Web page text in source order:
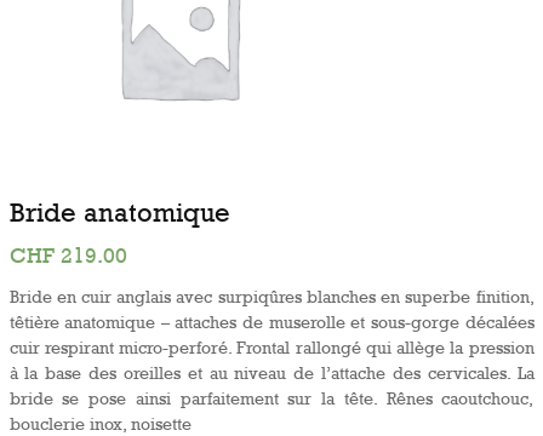
Bride anatomique
CHF219.00
Bride en cuir anglais avec surpiqûres blanches en superbe finition,
têtière anatomique – attaches de muserolle et sous-gorge décalées
cuir respirant micro-perforé. Frontal rallongé qui allège la pression
à la base des oreilles et au niveau de l’attache des cervicales. La
bride se pose ainsi parfaitement sur la tête. Rênes caoutchouc,
bouclerie inox, noisette